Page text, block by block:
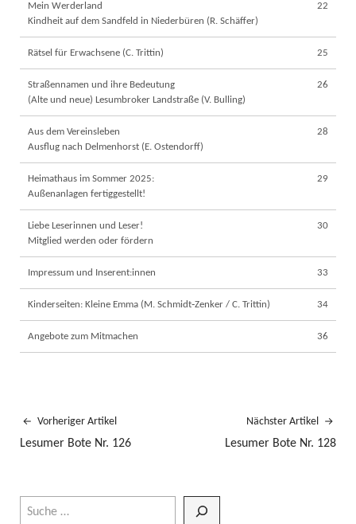
Mein Werderland
Kindheit auf dem Sandfeld in Niederbüren (R. Schäffer)
22
Rätsel für Erwachsene (C. Trittin) 25
Straßennamen und ihre Bedeutung
(Alte und neue) Lesumbroker Landstraße (V. Bulling)
26
Aus dem Vereinsleben
Ausflug nach Delmenhorst (E. Ostendorff)
28
Heimathaus im Sommer 2025:
Außenanlagen fertiggestellt!
29
Liebe Leserinnen und Leser!
Mitglied werden oder fördern
30
Impressum und Inserent:innen 33
Kinderseiten: Kleine Emma (M. Schmidt‐Zenker / C. Trittin) 34
Angebote zum Mitmachen 36
Vorheriger Artikel
Lesumer Bote Nr. 126
Nächster Artikel
Lesumer Bote Nr. 128